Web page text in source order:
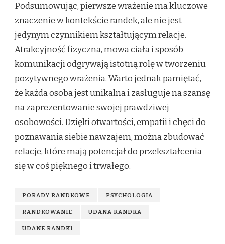
Podsumowując, pierwsze wrażenie ma kluczowe
znaczenie w kontekście randek, ale nie jest
jedynym czynnikiem kształtującym relacje.
Atrakcyjność fizyczna, mowa ciała i sposób
komunikacji odgrywają istotną rolę w tworzeniu
pozytywnego wrażenia. Warto jednak pamiętać,
że każda osoba jest unikalna i zasługuje na szansę
na zaprezentowanie swojej prawdziwej
osobowości. Dzięki otwartości, empatii i chęci do
poznawania siebie nawzajem, można zbudować
relacje, które mają potencjał do przekształcenia
się w coś pięknego i trwałego.
PORADY RANDKOWE PSYCHOLOGIA
RANDKOWANIE UDANA RANDKA
UDANE RANDKI